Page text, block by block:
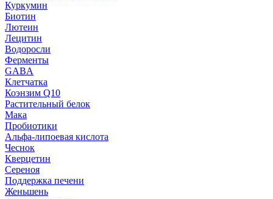
Куркумин
Биотин
Лютеин
Лецитин
Водоросли
Ферменты
GABA
Клетчатка
Коэнзим Q10
Растительный белок
Мака
Пробиотики
Альфа-липоевая кислота
Чеснок
Кверцетин
Сереноя
Поддержка печени
Женьшень